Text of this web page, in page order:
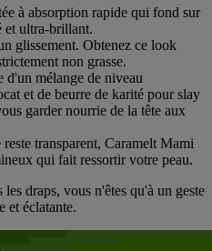
à absorption rapide qui fond sur
et ultra-brillant.
glissement. Obtenez ce look
non grasse.
d'un mélange de niveau
et de beurre de karité pour slay
garder nourrie de la tête aux
transparent, Caramelt Mami
qui fait ressortir votre peau.
draps, vous n'êtes qu'à un geste
et éclatante.